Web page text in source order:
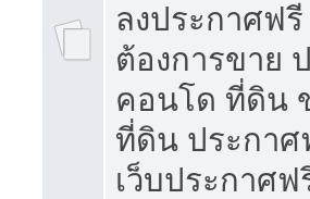
ลงประกาศฟ
ต้องการขาย
คอนโด ที่ดิน
ที่ดิน ประกา
เว็บประกาศ